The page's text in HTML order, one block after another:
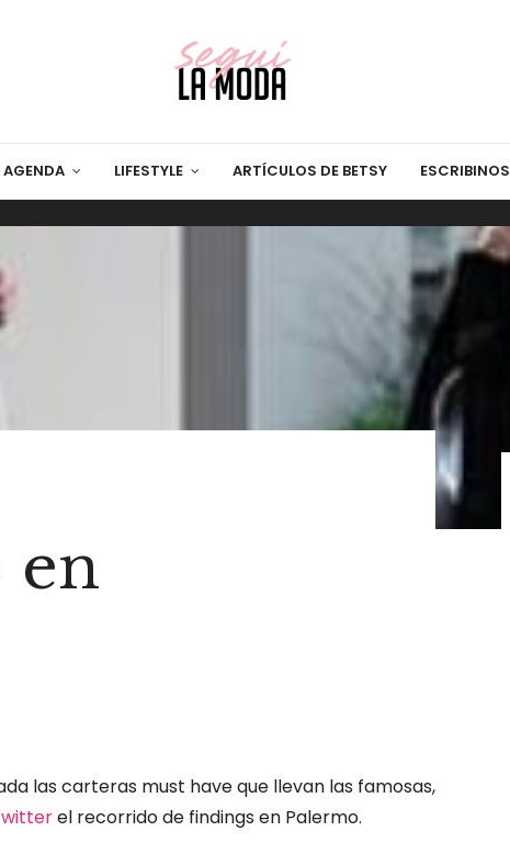
AGENDA LIFESTYLE ARTÍCULOS DE BETSY ESCRIBINOS
en
las carteras must have que llevan las famosas,
el recorrido de findings en Palermo.